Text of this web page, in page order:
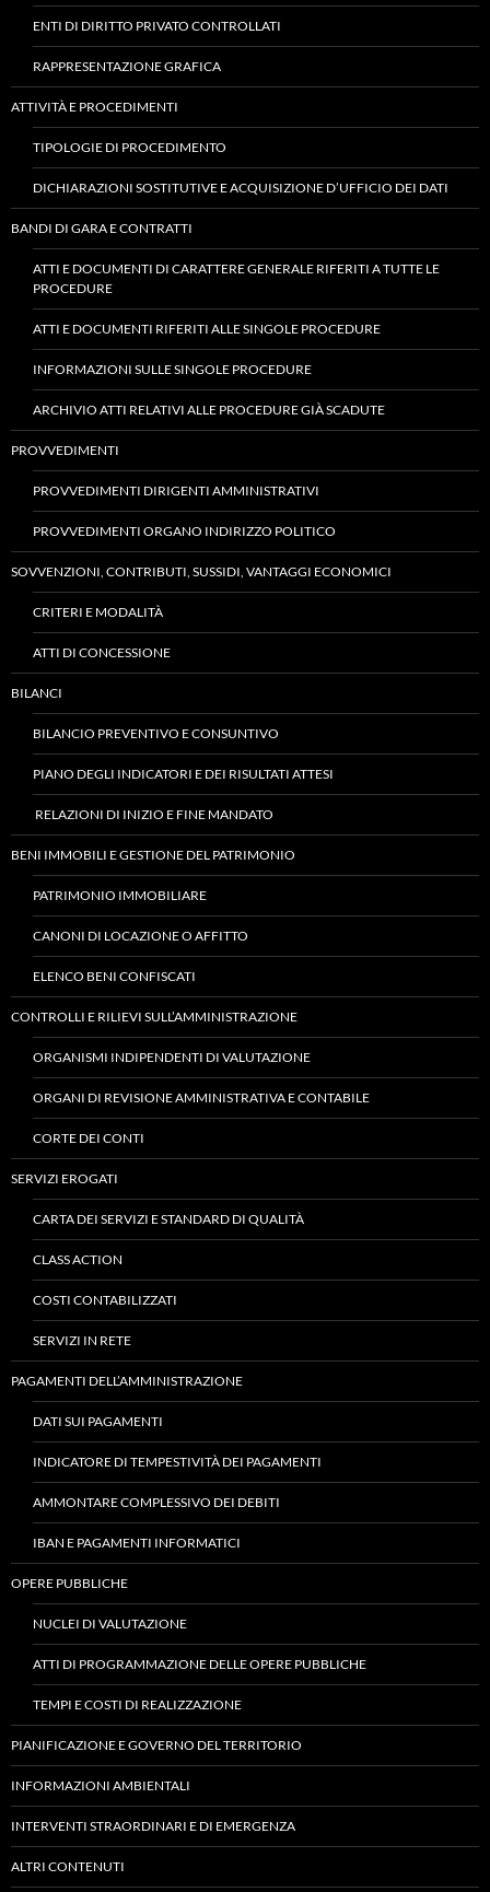
ENTI DI DIRITTO PRIVATO CONTROLLATI
RAPPRESENTAZIONE GRAFICA
ATTIVITÀ E PROCEDIMENTI
TIPOLOGIE DI PROCEDIMENTO
DICHIARAZIONI SOSTITUTIVE E ACQUISIZIONE D’UFFICIO DEI DATI
BANDI DI GARA E CONTRATTI
ATTI E DOCUMENTI DI CARATTERE GENERALE RIFERITI A TUTTE LE
PROCEDURE
ATTI E DOCUMENTI RIFERITI ALLE SINGOLE PROCEDURE
INFORMAZIONI SULLE SINGOLE PROCEDURE
ARCHIVIO ATTI RELATIVI ALLE PROCEDURE GIÀ SCADUTE
PROVVEDIMENTI
PROVVEDIMENTI DIRIGENTI AMMINISTRATIVI
PROVVEDIMENTI ORGANO INDIRIZZO POLITICO
SOVVENZIONI, CONTRIBUTI, SUSSIDI, VANTAGGI ECONOMICI
CRITERI E MODALITÀ
ATTI DI CONCESSIONE
BILANCI
BILANCIO PREVENTIVO E CONSUNTIVO
PIANO DEGLI INDICATORI E DEI RISULTATI ATTESI
RELAZIONI DI INIZIO E FINE MANDATO
BENI IMMOBILI E GESTIONE DEL PATRIMONIO
PATRIMONIO IMMOBILIARE
CANONI DI LOCAZIONE O AFFITTO
ELENCO BENI CONFISCATI
CONTROLLI E RILIEVI SULL’AMMINISTRAZIONE
ORGANISMI INDIPENDENTI DI VALUTAZIONE
ORGANI DI REVISIONE AMMINISTRATIVA E CONTABILE
CORTE DEI CONTI
SERVIZI EROGATI
CARTA DEI SERVIZI E STANDARD DI QUALITÀ
CLASS ACTION
COSTI CONTABILIZZATI
SERVIZI IN RETE
PAGAMENTI DELL’AMMINISTRAZIONE
DATI SUI PAGAMENTI
INDICATORE DI TEMPESTIVITÀ DEI PAGAMENTI
AMMONTARE COMPLESSIVO DEI DEBITI
IBAN E PAGAMENTI INFORMATICI
OPERE PUBBLICHE
NUCLEI DI VALUTAZIONE
ATTI DI PROGRAMMAZIONE DELLE OPERE PUBBLICHE
TEMPI E COSTI DI REALIZZAZIONE
PIANIFICAZIONE E GOVERNO DEL TERRITORIO
INFORMAZIONI AMBIENTALI
INTERVENTI STRAORDINARI E DI EMERGENZA
ALTRI CONTENUTI